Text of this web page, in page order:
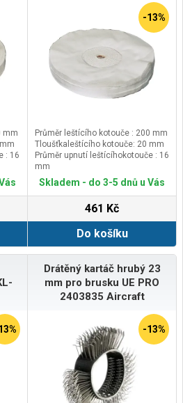
mm
: 16
-13%
Průměr leštícího kotouče : 200 mm
Tloušťkaleštícího kotouče: 20 mm
Průměr upnutí leštícíhokotouče : 16
mm
Skladem - do 3-5 dnů u Vás
461 Kč
Do košíku
Drátěný kartáč hrubý 23
mm pro brusku UE PRO
2403835 Aircraft
-13%